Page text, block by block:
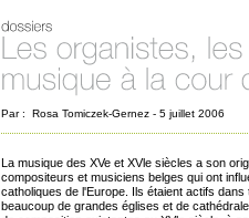
Par : Rosa Tomiczek-Gernez - 5 juillet 2006
La musique des XVe et XVle siècles a son
compositeurs et musiciens belges qui ont
catholiques de l'Europe. Ils étaient actifs
beaucoup de grandes églises et de